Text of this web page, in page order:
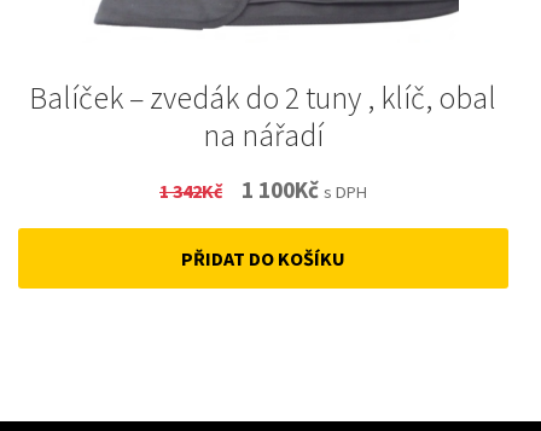
Balíček – zvedák do 2 tuny , klíč, obal
na nářadí
1 342Kč
Original
price
was:
1 100KčCurrent
price
is:
s DPH
PŘIDAT DO KOŠÍKU